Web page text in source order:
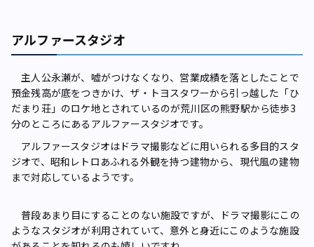
アルファースタジオ
主人公永瀬が、嘘がつけなくなり、営業成績を落としたことで
預金残高が底をつきかけ、ザ・トヨスタワーから引っ越した「ひ
だまり荘」のロケ地とされているのが荒川区の熊野駅から徒歩3
分のところにあるアルファースタジオです。
アルファースタジオはドラマ撮影などに用いられる多目的スタ
ジオで、昭和レトロあふれる外観を持つ建物から、現代風の建物
まで対応しているようです。
普段あまり目にすることのない施設ですが、ドラマ撮影にこの
ようなスタジオが利用されていて、意外と身近にこのような施設